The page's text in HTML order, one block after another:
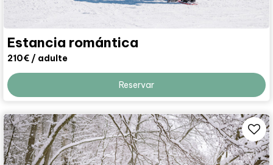
Estancia romántica
210€ / adulte
Reservar